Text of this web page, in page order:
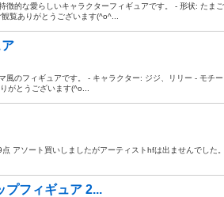
徴的な愛らしいキャラクターフィギュアです。 - 形状: たま
覧ありがとうございます(^o^...
のフィギュアです。 - キャラクター: ジジ、リリー - モチー
がとうございます(^o...
アソート買いしましたがアーティストhfは出ませんでした。
プフィギュア 2...